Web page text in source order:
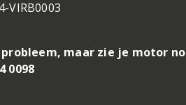
maar zie je motor